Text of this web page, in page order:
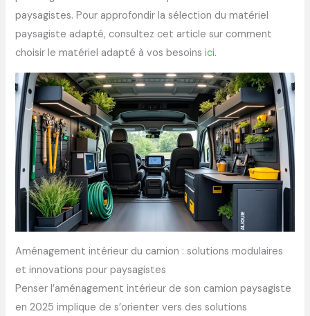
paysagistes. Pour approfondir la sélection du matériel
paysagiste adapté, consultez cet article sur comment
choisir le matériel adapté à vos besoinsici.
Aménagement intérieur du camion : solutions modulaires
et innovations pour paysagistes
Penser l’aménagement intérieur de son camion paysagiste
en 2025 implique de s’orienter vers des solutions